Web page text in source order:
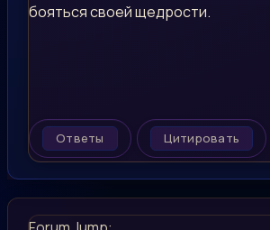
бояться своей щедрости.
Ответы Цитировать